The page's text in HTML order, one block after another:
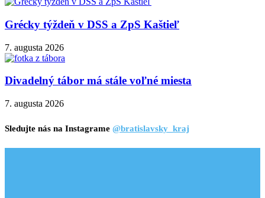
Grécky týždeň v DSS a ZpS Kaštieľ
7. augusta 2026
Divadelný tábor má stále voľné miesta
7. augusta 2026
Sledujte nás na Instagrame @bratislavsky_kraj